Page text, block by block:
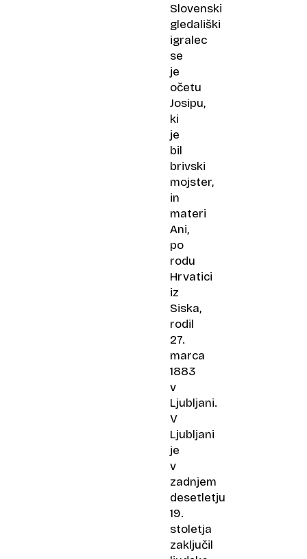
Slovenski
gledališki
igralec
se
je
očetu
Josipu,
ki
je
bil
brivski
mojster,
in
materi
Ani,
po
rodu
Hrvatici
iz
Siska,
rodil
27.
marca
1883
v
Ljubljani.
V
Ljubljani
je
v
zadnjem
desetletju
19.
stoletja
zaključil